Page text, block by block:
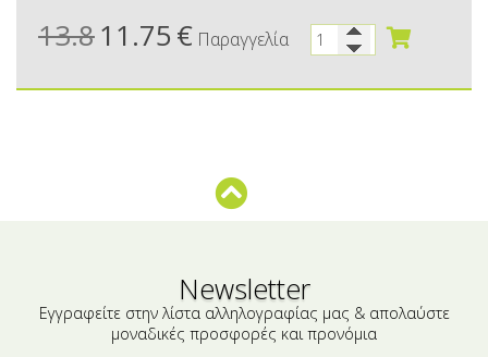
Χαλβάς
Ανδρική περιποίηση
Μακιγιάζ
Ανθόνερo-Ροδόνερo- Μαστιχόνερο
Ροφήματα
Αλάτι
Αλόη
13.811.75 € Παραγγελία
Newsletter
Εγγραφείτε στην λίστα αλληλογραφίας μας & απολαύστε
μοναδικές προσφορές και προνόμια